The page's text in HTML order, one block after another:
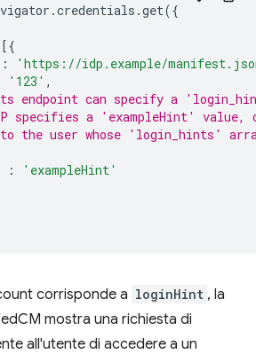
.credentials .get({
[{
:
'https://idp.example/
'123' ,
endpoint can specify a
specifies a 'exampleHint' value,
the user whose 'login_hints'
:
'exampleHint'
corrisponde a loginHint , la
mostra una richiesta di
all'utente di accedere a un